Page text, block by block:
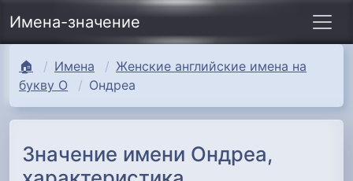
Имена-значение
🏠 Имена
Женские английские имена на
букву О
Ондреа
Значение имени Ондреа,